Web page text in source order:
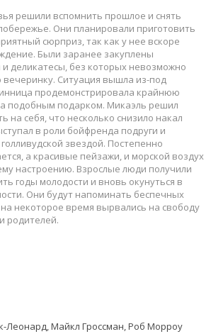
решили вспомнить прошлое и снять
Они планировали приготовить
сюрприз, так как у нее вскоре
Были заранее закуплены
деликатесы, без которых невозможно
вечеринку. Ситуация вышла из-под
продемонстрировала крайнюю
подобным подарком. Микаэль решил
на себя, что несколько снизило накал
в роли бойфренда подруги и
звездой. Постепенно
а красивые пейзажи, и морской воздух
настроению. Взрослые люди получили
годы молодости и вновь окунуться в
Они будут напоминать беспечных
некоторое время вырвались на свободу
родителей.
Леонард, Майкл Гроссман, Роб Морроу